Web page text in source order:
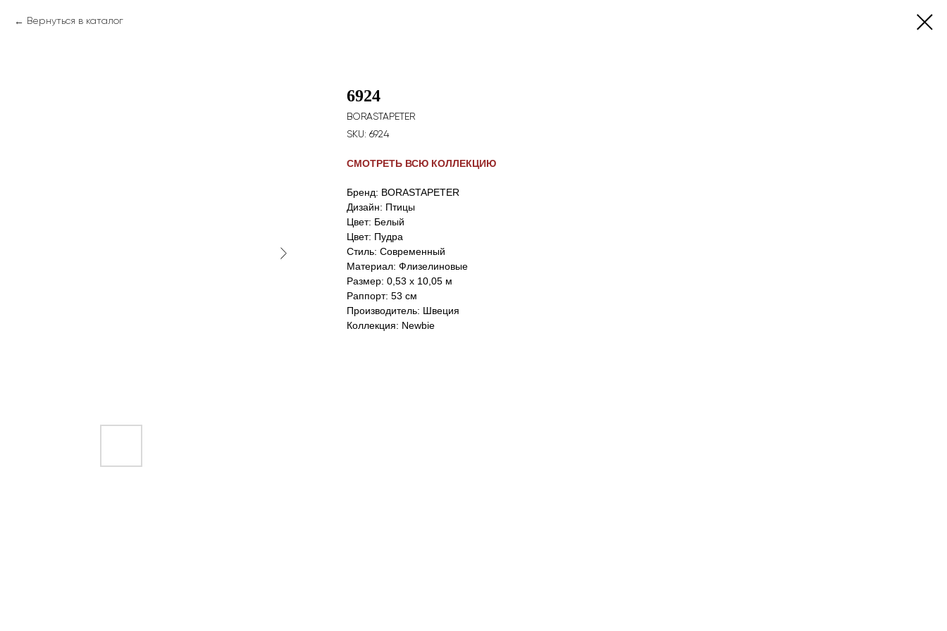
Вернуться в каталог
6924
BORASTAPETER
SKU: 6924
СМОТРЕТЬ ВСЮ КОЛЛЕКЦИЮ
Бренд: BORASTAPETER
Дизайн: Птицы
Цвет: Белый
Цвет: Пудра
Стиль: Cовременный
Материал: Флизелиновые
Размер: 0,53 х 10,05 м
Раппорт: 53 см
Производитель: Швеция
Коллекция: Newbie